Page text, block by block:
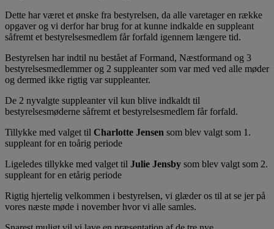
Dette har været et ønske fra bestyrelsen, da alle varetager en række
opgaver og vi derfor har brug for at kunne indkalde en suppleant
såfremt et bestyrelsesmedlem får forfald igennem længere tid.
Bestyrelsen har indtil nu bestået af Formand, Næstformand og 3
bestyrelsesmedlemmer og 2 suppleanter som var med ved alle møder
og dermed ikke rigtig var suppleanter.
De 2 nyvalgte suppleanter vil kun blive indkaldt til
bestyrelsesmøderne såfremt et bestyrelsesmedlem får forfald.
Tillykke med valget til Charlotte Jensen som blev valgt som 1.
suppleant for en toårig periode
Ligeledes tillykke med valget til Julie Jensby som blev valgt som 2.
suppleant for en etårig periode
Rigtig hjertelig velkommen i bestyrelsen, vi glæder os til at se jer på
vores næste møde i november hvor vi alle samles.